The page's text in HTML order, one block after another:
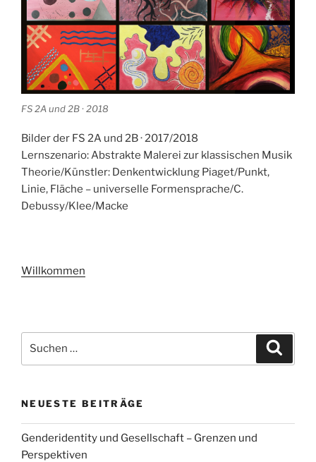
FS 2A und 2B · 2018
Bilder der FS 2A und 2B · 2017/2018
Lernszenario: Abstrakte Malerei zur klassischen Musik
Theorie/Künstler: Denkentwicklung Piaget/Punkt,
Linie, Fläche – universelle Formensprache/C.
Debussy/Klee/Macke
Willkommen
nach:
NEUESTE BEITRÄGE
Genderidentity und Gesellschaft – Grenzen und
Perspektiven